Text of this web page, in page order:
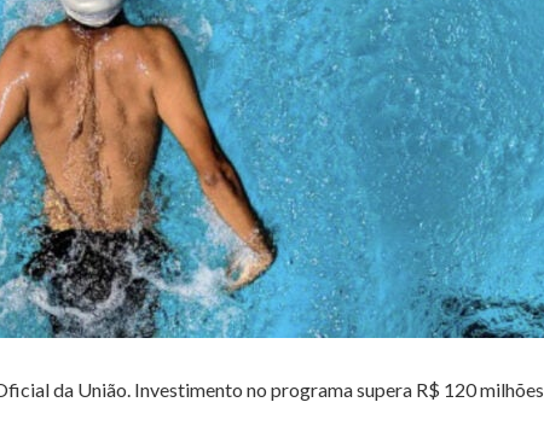
da União. Investimento no programa supera R$ 120 milhões